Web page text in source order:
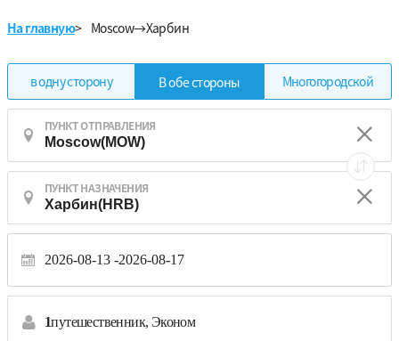
На главную> Moscow→Харбин
в одну сторону В обе стороны Многогородской
ПУНКТ ОТПРАВЛЕНИЯ
ПУНКТ НАЗНАЧЕНИЯ
2026-08-13 2026-08-17
1путешественник, Эконом